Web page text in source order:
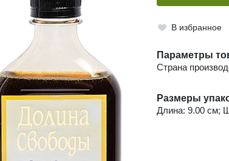
В избранное
Параметры
Страна
Размеры
Длина: 9.00 см;